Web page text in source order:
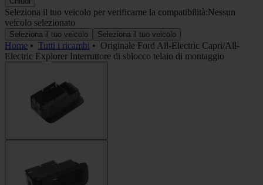
Seleziona il tuo veicolo per verificarne la compatibilità:Nessun
veicolo selezionato
Seleziona il tuo veicolo Seleziona il tuo veicolo
Home • Tutti i ricambi • Originale Ford All-Electric Capri/All-
Electric Explorer Interruttore di sblocco telaio di montaggio